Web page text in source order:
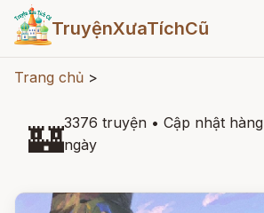
TruyệnXưaTíchCũ
Trang chủ >
🏰3376 truyện • Cập nhật hàng
ngày